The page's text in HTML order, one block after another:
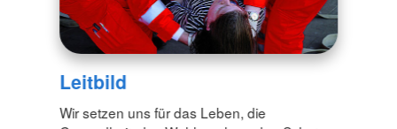
Leitbild
Wir setzen uns für das Leben, die